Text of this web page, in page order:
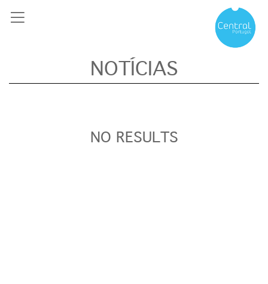
NOTÍCIAS
NO RESULTS